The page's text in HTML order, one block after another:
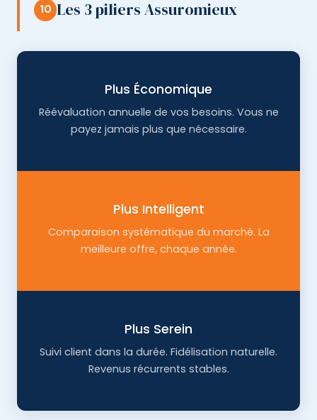
10 Les 3 piliers Assuromieux
Plus Économique
Réévaluation annuelle de vos besoins. Vous ne
payez jamais plus que nécessaire.
Plus Intelligent
Comparaison systématique du marché. La
meilleure offre, chaque année.
Plus Serein
Suivi client dans la durée. Fidélisation naturelle.
Revenus récurrents stables.